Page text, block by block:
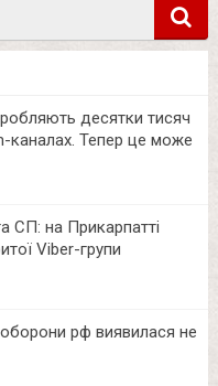
десятки тисяч
каналах. Тепер це може
СП: на Прикарпатті
Viber-групи
рф виявилася не